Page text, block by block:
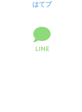
はてブ
LINE